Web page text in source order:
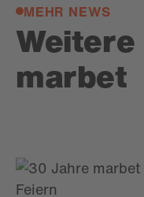
MEHR NEWS
Weitere
marbet